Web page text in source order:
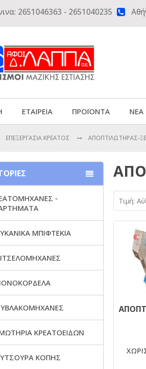
2651046363 - 2651040235 
ΕΤΑΙΡΕΙΑ ΠΡΟΪΟΝΤΑ ΝΕΑ
ΕΠΕΞΕΡΓΑΣΙΑ ΚΡΕΑΤΟΣ ΑΠΟΠΤΙΛΩΤΗΡΑΣ-
Τιμή:
-
ΜΠΙΦΤΕΚΙΑ
ΚΡΕΑΤΟΕΙΔΩΝ
ΚΟΠΗΣ